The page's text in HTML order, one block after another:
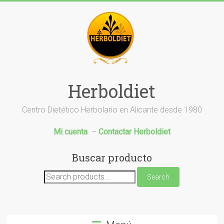
Herboldiet
Centro Dietético Herbolario en Alicante desde 1980
Mi cuenta – Contactar Herboldiet
Buscar producto
Search
for:
Search